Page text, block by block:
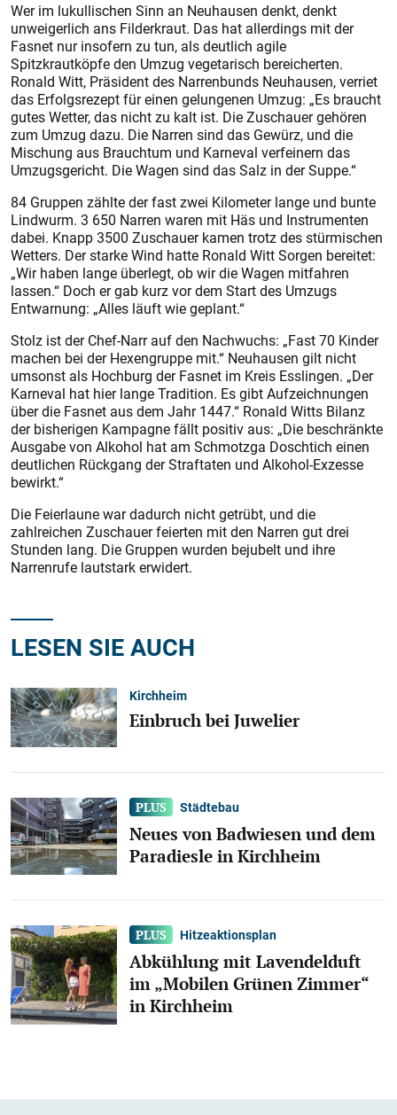
Wer im lukullischen Sinn an Neuhausen denkt, denkt
unweigerlich ans Filderkraut. Das hat allerdings mit der
Fasnet nur insofern zu tun, als deutlich agile
Spitzkrautköpfe den Umzug vegetarisch bereicherten.
Ronald Witt, Präsident des Narrenbunds Neuhausen, verriet
das Erfolgsrezept für einen gelungenen Umzug: „Es braucht
gutes Wetter, das nicht zu kalt ist. Die Zuschauer gehören
zum Umzug dazu. Die Narren sind das Gewürz, und die
Mischung aus Brauchtum und Karneval verfeinern das
Umzugsgericht. Die Wagen sind das Salz in der Suppe.“
84 Gruppen zählte der fast zwei Kilometer lange und bunte
Lindwurm. 3 650 Narren waren mit Häs und Instrumenten
dabei. Knapp 3500 Zuschauer kamen trotz des stürmischen
Wetters. Der starke Wind hatte Ronald Witt Sorgen bereitet:
„Wir haben lange überlegt, ob wir die Wagen mitfahren
lassen.“ Doch er gab kurz vor dem Start des Umzugs
Entwarnung: „Alles läuft wie geplant.“
Stolz ist der Chef-Narr auf den Nachwuchs: „Fast 70 Kinder
machen bei der Hexengruppe mit.“ Neuhausen gilt nicht
umsonst als Hochburg der Fasnet im Kreis Esslingen. „Der
Karneval hat hier lange Tradition. Es gibt Aufzeichnungen
über die Fasnet aus dem Jahr 1447.“ Ronald Witts Bilanz
der bisherigen Kampagne fällt positiv aus: „Die beschränkte
Ausgabe von Alkohol hat am Schmotzga Doschtich einen
deutlichen Rückgang der Straftaten und Alkohol-Exzesse
bewirkt.“
Die Feierlaune war dadurch nicht getrübt, und die
zahlreichen Zuschauer feierten mit den Narren gut drei
Stunden lang. Die Gruppen wurden bejubelt und ihre
Narrenrufe lautstark erwidert.
LESEN SIE AUCH
Kirchheim
Einbruch bei Juwelier
Städtebau
Neues von Badwiesen und dem
Paradiesle in Kirchheim
Hitzeaktionsplan
Abkühlung mit Lavendelduft
im „Mobilen Grünen Zimmer“
in Kirchheim